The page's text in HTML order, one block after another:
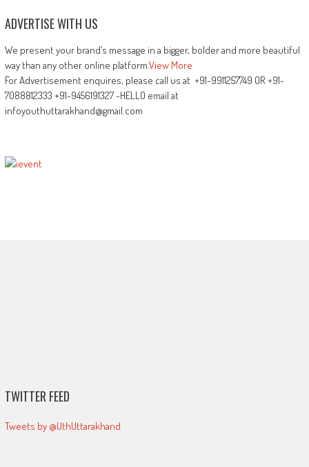
ADVERTISE WITH US
We present your brand’s message in a bigger, bolder and more beautiful
way than any other online platform.View More
For Advertisement enquires, please call us at +91-9911257749 OR +91-
7088812333 +91-9456191327 -HELLO email at
infoyouthuttarakhand@gmail.com
TWITTER FEED
Tweets by @UthUttarakhand